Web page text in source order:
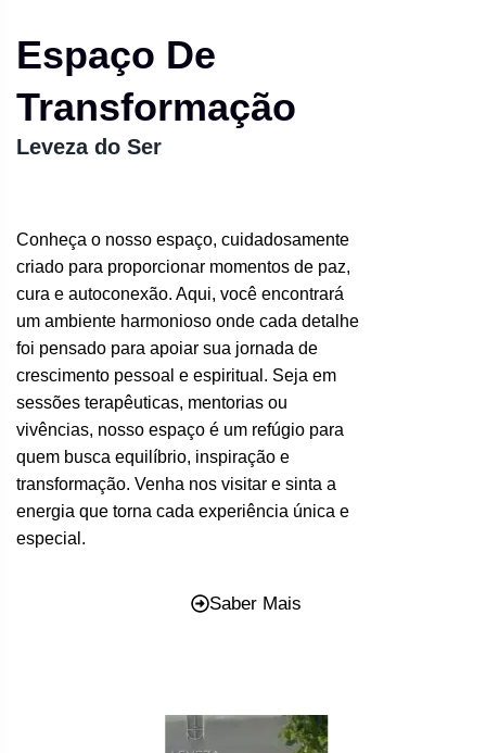
Espaço De
Transformação
Leveza do Ser
Conheça o nosso espaço, cuidadosamente
criado para proporcionar momentos de paz,
cura e autoconexão. Aqui, você encontrará
um ambiente harmonioso onde cada detalhe
foi pensado para apoiar sua jornada de
crescimento pessoal e espiritual. Seja em
sessões terapêuticas, mentorias ou
vivências, nosso espaço é um refúgio para
quem busca equilíbrio, inspiração e
transformação. Venha nos visitar e sinta a
energia que torna cada experiência única e
especial.
Saber Mais